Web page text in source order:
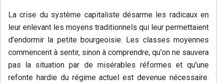
La crise du système capitaliste désarme les radicaux en
leur enlevant les moyens traditionnels qui leur permettaient
d'endormir la petite bourgeoisie. Les classes moyennes
commencent à sentir, sinon à comprendre, qu'on ne sauvera
pas la situation par de misérables réformes et qu'une
refonte hardie du régime actuel est devenue nécessaire.